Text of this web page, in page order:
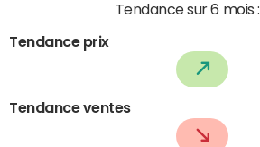
Tendance sur 6 mois :
Tendance prix
Tendance ventes